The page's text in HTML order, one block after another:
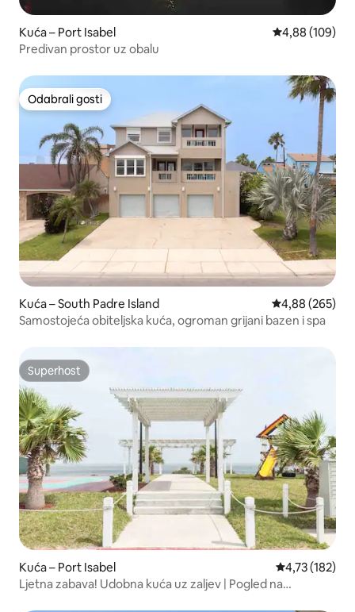
Kuća – Port Isabel Prosječna
4,88 (109)
Predivan prostor uz obalu
Odabrali gosti
Odabrali gosti
Kuća – South Padre Island Prosječna
4,88 (265)
Samostojeća obiteljska kuća, ogroman grijani bazen i spa
Superhost
Superhost
Kuća – Port Isabel Prosječna
4,73 (182)
Ljetna zabava! Udobna kuća uz zaljev | Pogled na